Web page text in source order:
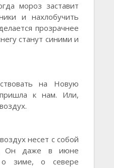
мороз заставит
и нахлобучить
прозрачнее
станут синими и
на Новую
к нам. Или,
несет с собой
Он даже в июне
о зиме, о севере